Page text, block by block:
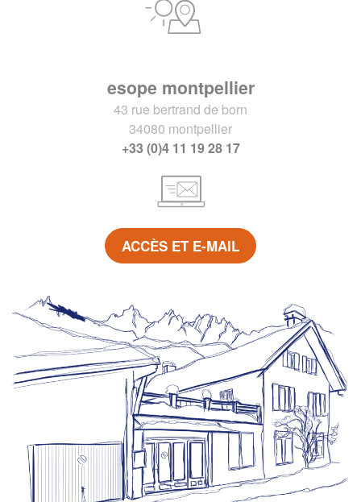
esope montpellier
43 rue bertrand de born
34080 montpellier
+33 (0)4 11 19 28 17
ACCÈS ET E-MAIL